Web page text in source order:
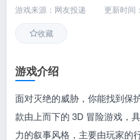
游戏来源：网友投递 更新时间
收藏
游戏介绍
面对灭绝的威胁，你能找到保
款由上而下的 3D 冒险游戏，
力的叙事风格，主要由玩家的